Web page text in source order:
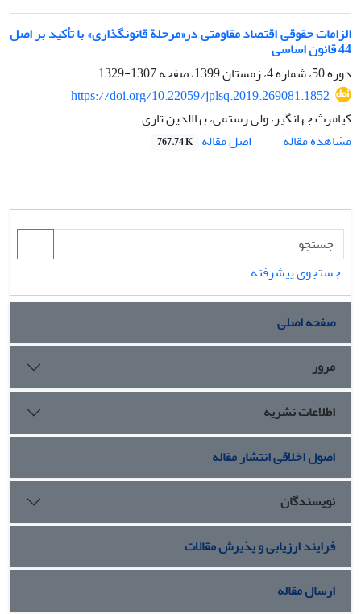
الزامات حقوقی اقتصاد مقاومتی در«مرحلة قانونگذاری» با تأکید بر اصل
44 قانون اساسی
دوره 50، شماره 4، زمستان 1399، صفحه
1307-1329
https://doi.org/10.22059/jplsq.2019.269081.1852
کیامرث جهانگیر، ولی رستمی، بهاالدین تاری
مشاهده مقاله
اصل مقاله 767.74 K
جستجوی پیشرفته
صفحه اصلی
مرور
اطلاعات نشریه
اصول اخلاقی انتشار مقاله
نویسندگان
فرایند ارزیابی و پذیرش مقالات
ارسال مقاله